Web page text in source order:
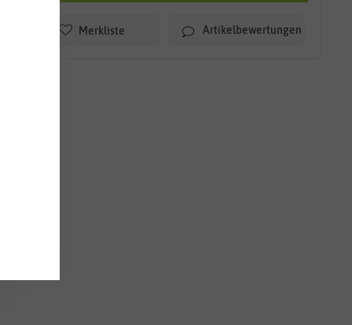
Merkliste Artikelbewertungen